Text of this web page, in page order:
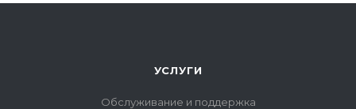
УСЛУГИ
Обслуживание и поддержка